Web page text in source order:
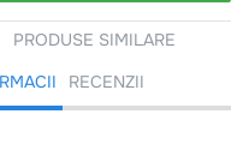
PRODUSE SIMILARE
RECENZII